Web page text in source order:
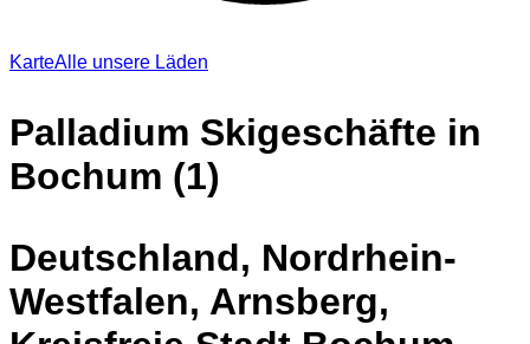
KarteAlle unsere Läden
Palladium Skigeschäfte in
Bochum (1)
Deutschland, Nordrhein-
Westfalen, Arnsberg,